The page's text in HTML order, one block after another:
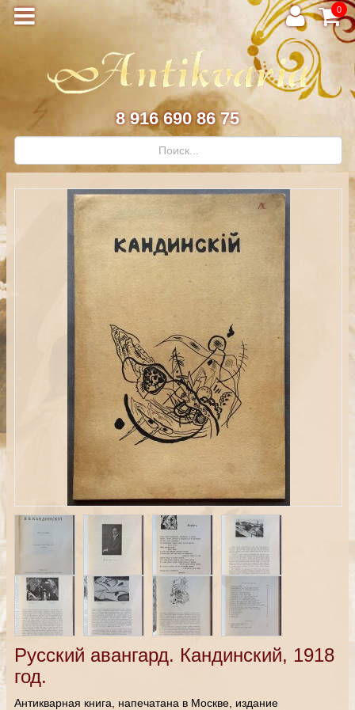
0
8 916 690 86 75
Русский авангард. Кандинский, 1918
год.
Антикварная книга, напечатана в Москве, издание